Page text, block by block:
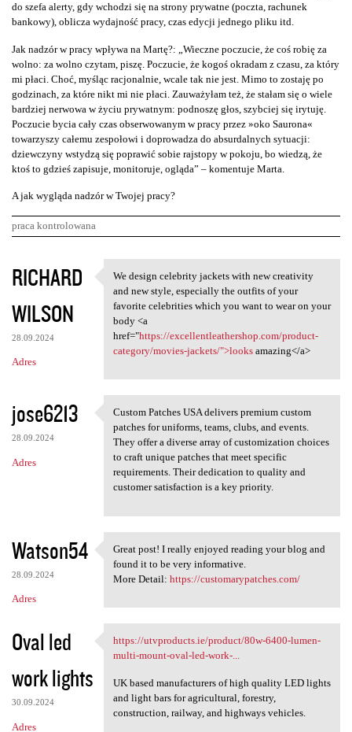
do szefa alerty, gdy wchodzi się na strony prywatne (poczta, rachunek
bankowy), oblicza wydajność pracy, czas edycji jednego pliku itd.
Jak nadzór w pracy wpływa na Martę?: „Wieczne poczucie, że coś robię za
wolno: za wolno czytam, piszę. Poczucie, że kogoś okradam z czasu, za który
mi płaci. Choć, myśląc racjonalnie, wcale tak nie jest. Mimo to zostaję po
godzinach, za które nikt mi nie płaci. Zauważyłam też, że stałam się o wiele
bardziej nerwowa w życiu prywatnym: podnoszę głos, szybciej się irytuję.
Poczucie bycia cały czas obserwowanym w pracy przez »oko Saurona«
towarzyszy całemu zespołowi i doprowadza do absurdalnych sytuacji:
dziewczyny wstydzą się poprawić sobie rajstopy w pokoju, bo wiedzą, że
ktoś to gdzieś zapisuje, monitoruje, ogląda” – komentuje Marta.
A jak wygląda nadzór w Twojej pracy?
praca kontrolowana
K
o
m
e
n
a
r
z
e
RICHARD
WILSON
28.09.2024
Adres
We design celebrity jackets
We design celebrity jackets with new creativity
and new style, especially the outfits of your
favorite celebrities which you want to wear on your
body <a
href="https://excellentleathershop.com/product-
category/movies-jackets/">looksamazing</a>
jose6213
28.09.2024
Adres
Custom Patches USA delivers
Custom Patches USA delivers premium custom
patches for uniforms, teams, clubs, and events.
They offer a diverse array of customization choices
to craft unique patches that meet specific
requirements. Their dedication to quality and
customer satisfaction is a key priority.
Watson54
28.09.2024
Adres
Great post! I really enjoyed
Great post! I really enjoyed reading your blog and
found it to be very informative.
More Detail: https://customarypatches.com/
Oval led
work lights
30.09.2024
Adres
https://utvproducts.ie
https://utvproducts.ie/product/80w-6400-lumen-
multi-mount-oval-led-work-...
UK based manufacturers of high quality LED lights
and light bars for agricultural, forestry,
construction, railway, and highways vehicles.